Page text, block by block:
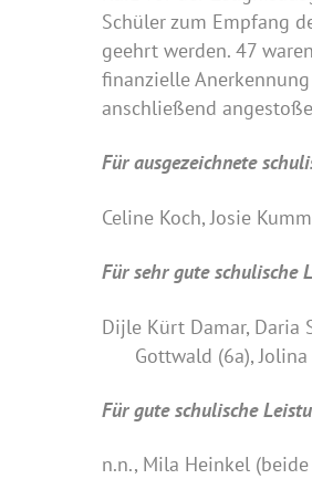
Schüler zum Empfang
geehrt werden. 47
finanzielle
anschließend
Für ausgezeichnete
Celine Koch, Josie
Für sehr gute schulische
Dijle Kürt Damar,
Gottwald (6a), Jolina
Für gute schulische
n.n., Mila Heinkel